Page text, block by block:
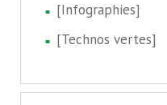
[Infographies]
[Technos vertes]